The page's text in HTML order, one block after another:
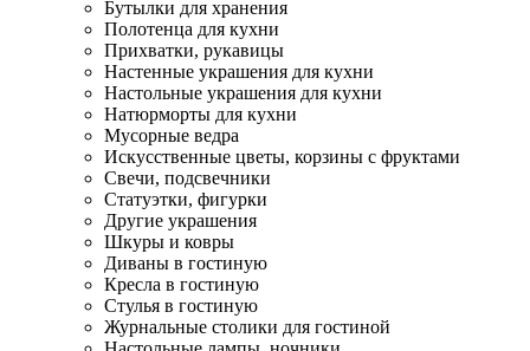
Бутылки для хранения
Полотенца для кухни
Прихватки, рукавицы
Настенные украшения для кухни
Настольные украшения для кухни
Натюрморты для кухни
Мусорные ведра
Искусственные цветы, корзины с фруктами
Свечи, подсвечники
Статуэтки, фигурки
Другие украшения
Шкуры и ковры
Диваны в гостиную
Кресла в гостиную
Стулья в гостиную
Журнальные столики для гостиной